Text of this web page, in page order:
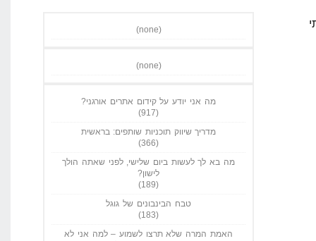
(none)
(none)
מה אני יודע על קידום אתרים אורגני?
(917)
מדריך שיווק תוכניות שותפים: בראשית
(366)
מה בא לך לעשות ביום שלישי, לפני שאתה הולך
לישון?
(189)
טבח הבינבונים של גוגל
(183)
האמת המרה שלא תרצו לשמוע – למה אני לא